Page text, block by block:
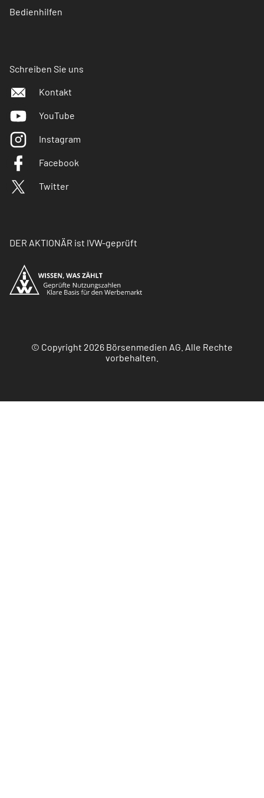
Bedienhilfen
Schreiben Sie uns
Kontakt
YouTube
Instagram
Facebook
Twitter
DER AKTIONÄR ist IVW-geprüft
© Copyright 2026 Börsenmedien AG. Alle Rechte
vorbehalten.